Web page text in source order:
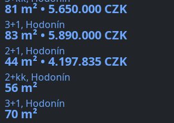
81 m² • 5.650.000 CZK
3+1, Hodonín
83 m² • 5.890.000 CZK
2+1, Hodonín
44 m² • 4.197.835 CZK
2+kk, Hodonín
56 m²
3+1, Hodonín
70 m²